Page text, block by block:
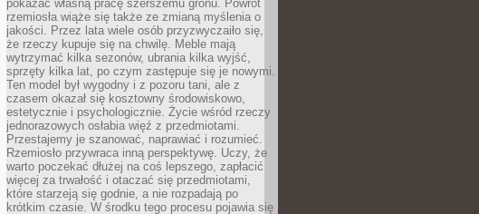
pokazać własną pracę szerszemu gronu. Powrót
rzemiosła wiąże się także ze zmianą myślenia o
jakości. Przez lata wiele osób przyzwyczaiło się,
że rzeczy kupuje się na chwilę. Meble mają
wytrzymać kilka sezonów, ubrania kilka wyjść,
sprzęty kilka lat, po czym zastępuje się je nowymi.
Ten model był wygodny i z pozoru tani, ale z
czasem okazał się kosztowny środowiskowo,
estetycznie i psychologicznie. Życie wśród rzeczy
jednorazowych osłabia więź z przedmiotami.
Przestajemy je szanować, naprawiać i rozumieć.
Rzemiosło przywraca inną perspektywę. Uczy, że
warto poczekać dłużej na coś lepszego, zapłacić
więcej za trwałość i otaczać się przedmiotami,
które starzeją się godnie, a nie rozpadają po
krótkim czasie. W środku tego procesu pojawia się